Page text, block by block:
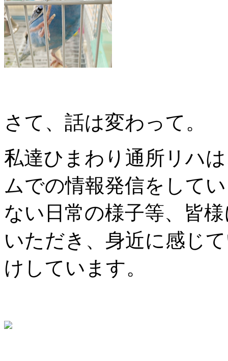
さて、話は変わって。
私達ひまわり通所リハ
ムでの情報発信をして
ない日常の様子等、皆
いただき、身近に感じ
けしています。